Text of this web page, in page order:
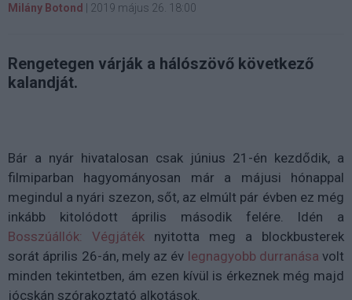
Milány Botond 2019 május 26. 18:00
Rengetegen várják a hálószövő következő
kalandját.
Bár a nyár hivatalosan csak június 21-én kezdődik, a
filmiparban hagyományosan már a májusi hónappal
megindul a nyári szezon, sőt, az elmúlt pár évben ez még
inkább kitolódott április második felére. Idén a
Bosszúállók: Végjáték nyitotta meg a blockbusterek
sorát április 26-án, mely az év legnagyobb durranása volt
minden tekintetben, ám ezen kívül is érkeznek még majd
jócskán szórakoztató alkotások.